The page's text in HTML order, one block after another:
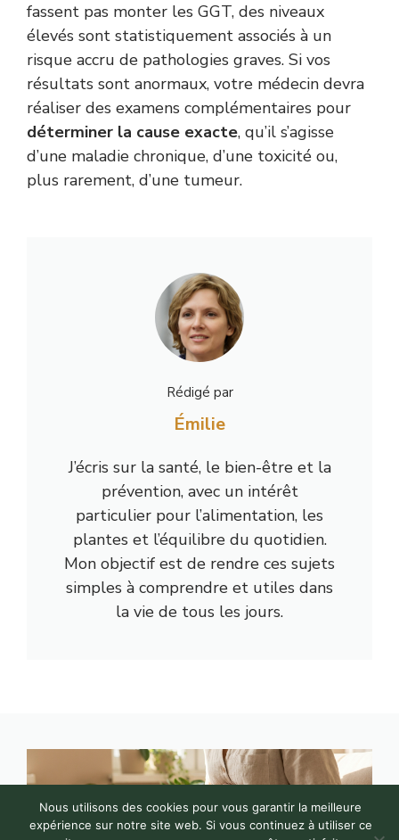
fassent pas monter les GGT, des niveaux
élevés sont statistiquement associés à un
risque accru de pathologies graves. Si vos
résultats sont anormaux, votre médecin devra
réaliser des examens complémentaires pour
déterminer la cause exacte, qu’il s’agisse
d’une maladie chronique, d’une toxicité ou,
plus rarement, d’une tumeur.
Rédigé par
Émilie
J’écris sur la santé, le bien-être et la
prévention, avec un intérêt
particulier pour l’alimentation, les
plantes et l’équilibre du quotidien.
Mon objectif est de rendre ces sujets
simples à comprendre et utiles dans
la vie de tous les jours.
Nous utilisons des cookies pour vous garantir la meilleure
expérience sur notre site web. Si vous continuez à utiliser ce